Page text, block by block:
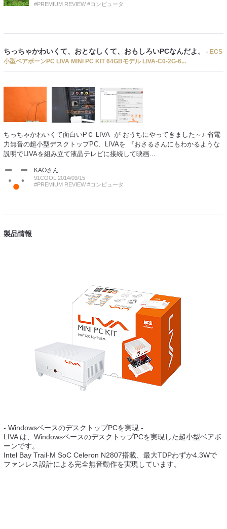
#PREMIUM REVIEW #コンピュータ
ちっちゃかわいくて、おとなしくて、おもしろいPCなんだよ。 - ECS
小型ベアボーンPC LIVA MINI PC KIT 64GBモデル LIVA-C0-2G-6...
ちっちゃかわいくて面白いPＣ LIVA が おうちにやってきました～♪ 省電
力無音の超小型デスクトップPC、LIVAを 『おさるさんにもわかるような
説明でLIVAを組み立て液晶テレビに接続して映画...
KAOさん
91COOL 2014/09/15
#PREMIUM REVIEW #コンピュータ
製品情報
- WindowsベースのデスクトップPCを実現 -
LIVA は、WindowsベースのデスクトップPCを実現した超小型ベアボ
ーンです。
Intel Bay Trail-M SoC Celeron N2807搭載、最大TDPわずか4.3Wで
ファンレス設計による完全無音動作を実現しています。